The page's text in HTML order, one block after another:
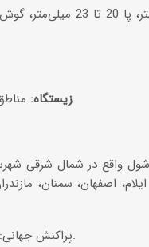
زیستگاه:مناطق استپی، کوهستانی.
واقع در شمال شرقی
اصفهان، سمنان،
پراکنش جهانی: اکراین، قفقاز، ترکیه.